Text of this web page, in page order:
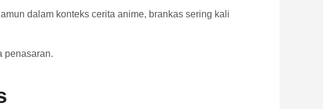
dalam konteks cerita anime, brankas sering kali
penasaran.